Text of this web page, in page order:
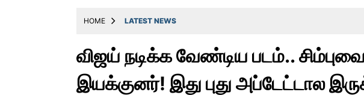
HOME LATEST NEWS
விஜய் நடிக்க வேண்டிய படம்..
இயக்குனர்! இது புது அப்டேட்டால